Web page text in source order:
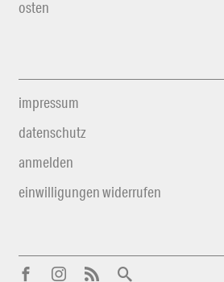
osten
impressum
datenschutz
anmelden
einwilligungen widerrufen